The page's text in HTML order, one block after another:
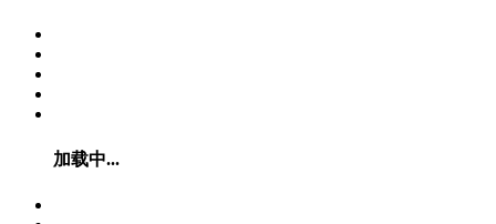
加载中...